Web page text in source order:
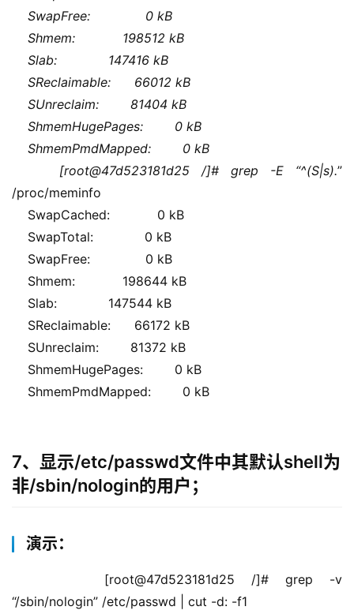
SwapFree:              0 kB
Shmem:            198512 kB
Slab:             147416 kB
SReclaimable:      66012 kB
SUnreclaim:        81404 kB
ShmemHugePages:        0 kB
ShmemPmdMapped:        0 kB
[root@47d523181d25 /]# grep -E “^(S|s).”
/proc/meminfo
SwapCached:            0 kB
SwapTotal:             0 kB
SwapFree:              0 kB
Shmem:            198644 kB
Slab:             147544 kB
SReclaimable:      66172 kB
SUnreclaim:        81372 kB
ShmemHugePages:        0 kB
ShmemPmdMapped:        0 kB
7、显示/etc/passwd文件中其默认shell为
非/sbin/nologin的用户；
演示：
[root@47d523181d25 /]# grep -v
“/sbin/nologin” /etc/passwd | cut -d: -f1